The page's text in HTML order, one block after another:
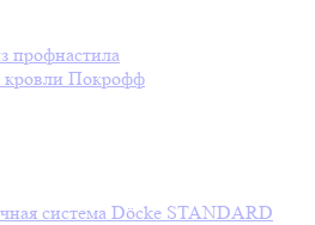
профнастила
кровли Покрофф
система Döcke STANDARD